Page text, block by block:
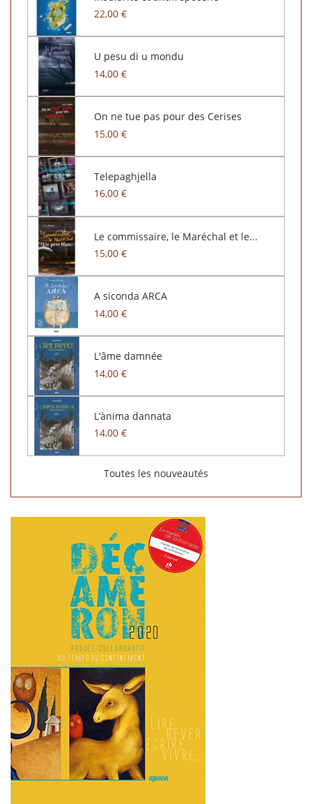
22,00 €
U pesu di u mondu
14,00 €
On ne tue pas pour des Cerises
15,00 €
Telepaghjella
16,00 €
Le commissaire, le Maréchal et le...
15,00 €
A siconda ARCA
14,00 €
L'âme damnée
14,00 €
L’ànima dannata
14,00 €
Toutes les nouveautés